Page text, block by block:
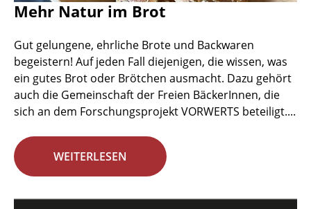
Mehr Natur im Brot
Gut gelungene, ehrliche Brote und Backwaren
begeistern! Auf jeden Fall diejenigen, die wissen, was
ein gutes Brot oder Brötchen ausmacht. Dazu gehört
auch die Gemeinschaft der Freien BäckerInnen, die
sich an dem Forschungsprojekt VORWERTS beteiligt....
WEITERLESEN